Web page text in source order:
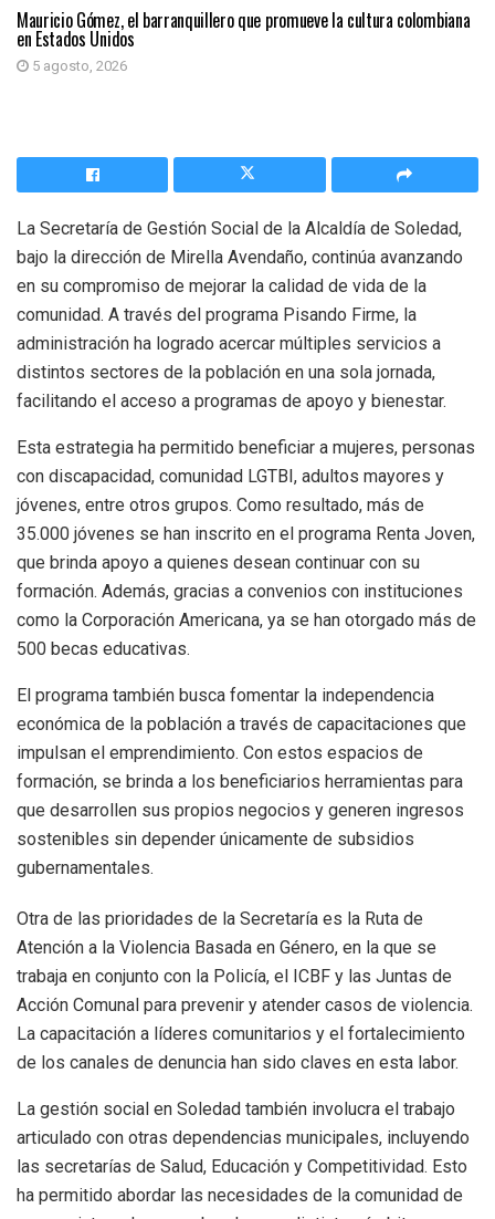
Mauricio Gómez, el barranquillero que promueve la cultura colombiana
en Estados Unidos
5 agosto, 2026
La Secretaría de Gestión Social de la Alcaldía de Soledad,
bajo la dirección de Mirella Avendaño, continúa avanzando
en su compromiso de mejorar la calidad de vida de la
comunidad. A través del programa Pisando Firme, la
administración ha logrado acercar múltiples servicios a
distintos sectores de la población en una sola jornada,
facilitando el acceso a programas de apoyo y bienestar.
Esta estrategia ha permitido beneficiar a mujeres, personas
con discapacidad, comunidad LGTBI, adultos mayores y
jóvenes, entre otros grupos. Como resultado, más de
35.000 jóvenes se han inscrito en el programa Renta Joven,
que brinda apoyo a quienes desean continuar con su
formación. Además, gracias a convenios con instituciones
como la Corporación Americana, ya se han otorgado más de
500 becas educativas.
El programa también busca fomentar la independencia
económica de la población a través de capacitaciones que
impulsan el emprendimiento. Con estos espacios de
formación, se brinda a los beneficiarios herramientas para
que desarrollen sus propios negocios y generen ingresos
sostenibles sin depender únicamente de subsidios
gubernamentales.
Otra de las prioridades de la Secretaría es la Ruta de
Atención a la Violencia Basada en Género, en la que se
trabaja en conjunto con la Policía, el ICBF y las Juntas de
Acción Comunal para prevenir y atender casos de violencia.
La capacitación a líderes comunitarios y el fortalecimiento
de los canales de denuncia han sido claves en esta labor.
La gestión social en Soledad también involucra el trabajo
articulado con otras dependencias municipales, incluyendo
las secretarías de Salud, Educación y Competitividad. Esto
ha permitido abordar las necesidades de la comunidad de